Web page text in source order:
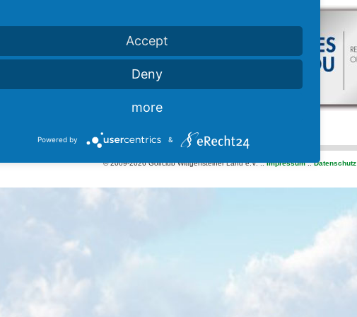
Handicap, Spielformen und das Amateurstatut. Kinder finden
anschauliche Informationen im Bereich "Für Kids".
Für alle kleinen und großen Kinder hier sehr bildlich erklärt, mit Quiz
© 2009-2026 Golfclub Wittgensteiner Land e.V. ::Impressum::Datenschutz
Accept
Deny
more
Powered by &